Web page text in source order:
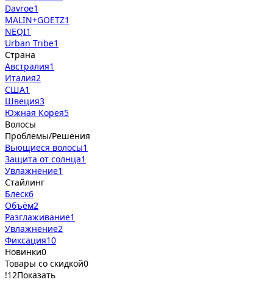
Davroe1
MALIN+GOETZ1
NEQI1
Urban Tribe1
Страна
Австралия1
Италия2
США1
Швеция3
Южная Корея5
Волосы
Проблемы/Решения
Вьющиеся волосы1
Защита от солнца1
Увлажнение1
Стайлинг
Блеск6
Объём2
Разглаживание1
Увлажнение2
Фиксация10
Новинки0
Товары со скидкой0
!12Показать